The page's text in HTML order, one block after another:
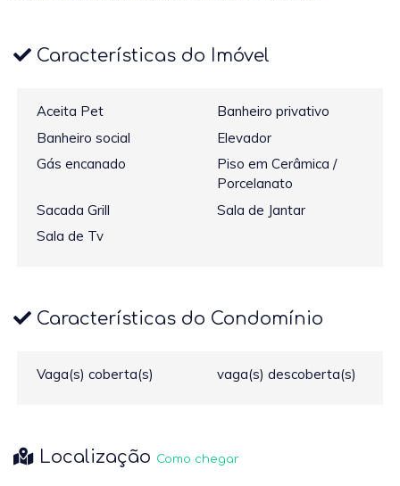
Características do Imóvel
Aceita Pet
Banheiro privativo
Banheiro social
Elevador
Gás encanado
Piso em Cerâmica /
Porcelanato
Sacada Grill
Sala de Jantar
Sala de Tv
Características do Condomínio
Vaga(s) coberta(s) vaga(s) descoberta(s)
Localização Como chegar